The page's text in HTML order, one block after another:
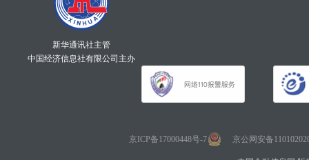
新华通讯社主管
中国经济信息社有限公司主办
京ICP备17000448号-7 京公网安备